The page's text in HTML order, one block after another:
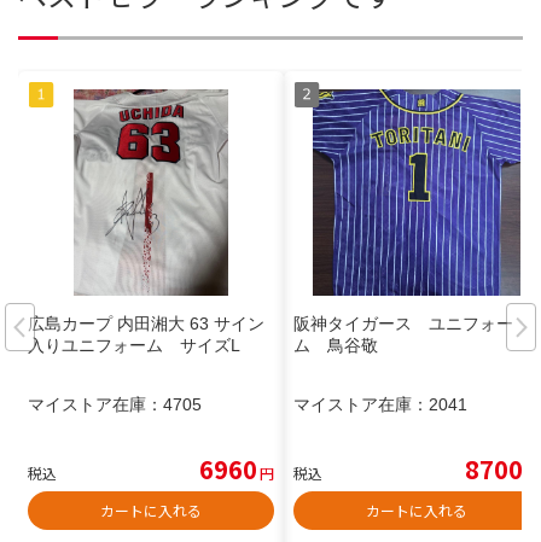
広島カープ 内田湘大 63 サイン
入りユニフォーム サイズL
マイストア在庫： 4705
税込 6960円
カートに入れる
阪神タイガース ユニフォー
ム 鳥谷敬
マイストア在庫： 2041
税込 8700
カートに入れる